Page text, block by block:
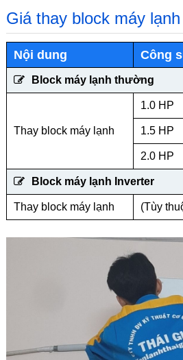
Giá thay block máy
Nội dung Công
Block máy lạnh thường
Thay block máy lạnh
1.0 HP
1.5 HP
2.0 HP
Block máy lạnh Inverter
Thay block máy lạnh (Tùy